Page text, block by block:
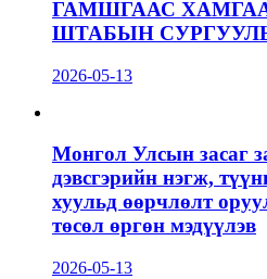
ГАМШГААС
ШТАБЫН
2026-05-13
Монгол Улсын засаг
дэвсгэрийн нэгж,
хуульд өөрчлөлт
төсөл өргөн мэдүүлэв
2026-05-13